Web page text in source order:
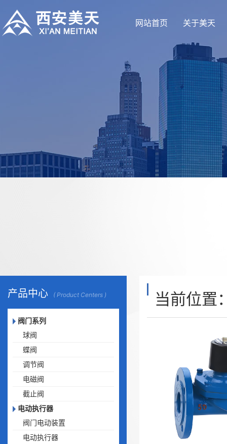
网站首页 关于美天
产品中心 ( Product Centers )
阀门系列
球阀
蝶阀
调节阀
电磁阀
截止阀
电动执行器
阀门电动装置
电动执行器
当前位置